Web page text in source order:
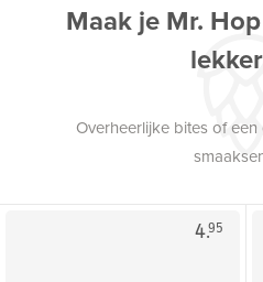
Maak je Mr.
Overheerlijke bites of
4.95